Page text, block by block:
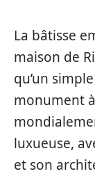
La bâtisse
maison de
qu’un
monument
luxueuse,
et son